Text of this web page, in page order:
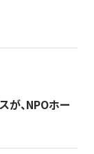
が、NPOホー